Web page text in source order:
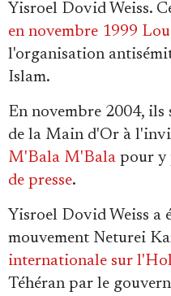
Yisroel Dovid Weiss.
en novembre 1999
l'organisation
Islam.
En novembre 2004, ils
de la Main d'Or à
M'Bala M'Bala pour y
de presse.
Yisroel Dovid Weiss a
mouvement Neturei
internationale sur
Téhéran par le